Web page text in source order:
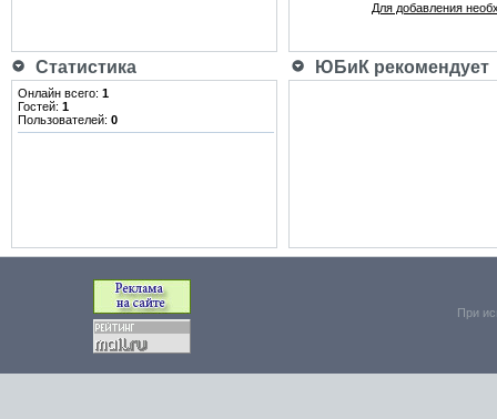
Для добавления
Статистика ЮБиК рекомендует
Онлайн всего: 1
Гостей: 1
Пользователей: 0
При